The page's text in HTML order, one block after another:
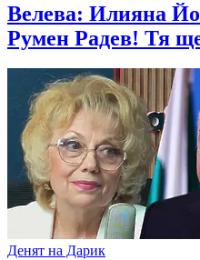
Велева: Илияна
Румен Радев! Тя
Денят на Дарик